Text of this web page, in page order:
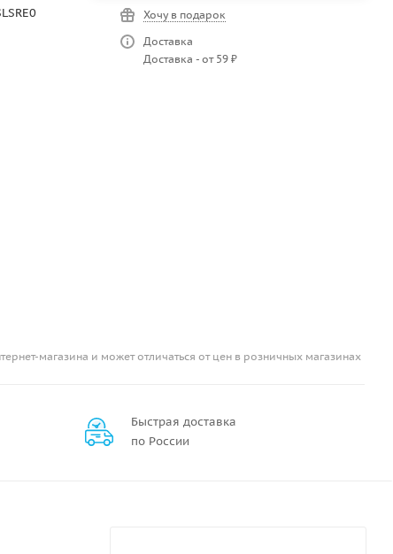
Хочу в подарок
Доставка
Доставка - от 59 ₽
магазина и может отличаться от цен в розничных магазинах
Быстрая доставка
по России